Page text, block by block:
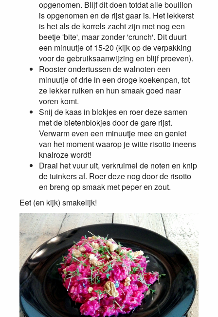
opgenomen. Blijf dit doen totdat alle bouillon
is opgenomen en de rijst gaar is. Het lekkerst
is het als de korrels zacht zijn met nog een
beetje 'bite', maar zonder 'crunch'. Dit duurt
een minuutje of 15-20 (kijk op de verpakking
voor de gebruiksaanwijzing en blijf proeven).
Rooster ondertussen de walnoten een
minuutje of drie in een droge koekenpan, tot
ze lekker ruiken en hun smaak goed naar
voren komt.
Snij de kaas in blokjes en roer deze samen
met de bietenblokjes door de gare rijst.
Verwarm even een minuutje mee en geniet
van het moment waarop je witte risotto ineens
knalroze wordt!
Draai het vuur uit, verkruimel de noten en knip
de tuinkers af. Roer deze nog door de risotto
en breng op smaak met peper en zout.
Eet (en kijk) smakelijk!